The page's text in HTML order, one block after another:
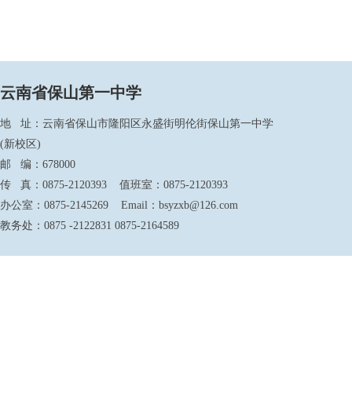
云南省保山第一中学
地 址：云南省保山市隆阳区永盛街明伦街保山第一中学
(新校区)
邮 编：678000
传 真：0875-2120393 值班室：0875-2120393
办公室：0875-2145269 Email：bsyzxb@126.com
教务处：0875 -2122831 0875-2164589